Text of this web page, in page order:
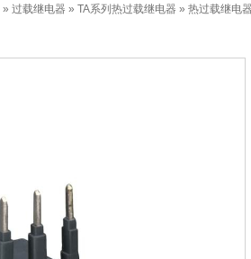
» 过载继电器 » TA系列热过载继电器 » 热过载继电